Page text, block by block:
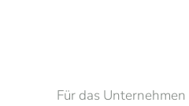
Für das Unternehmen